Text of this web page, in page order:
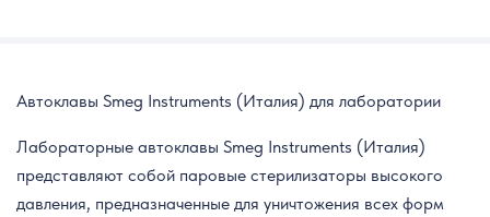
Автоклавы Smeg Instruments (Италия) для лаборатории
Лабораторные автоклавы Smeg Instruments (Италия)
представляют собой паровые стерилизаторы высокого
давления, предназначенные для уничтожения всех форм